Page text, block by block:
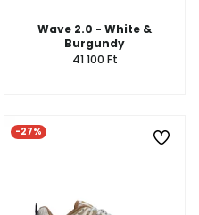
Wave 2.0 - White &
Burgundy
41 100 Ft
-27%